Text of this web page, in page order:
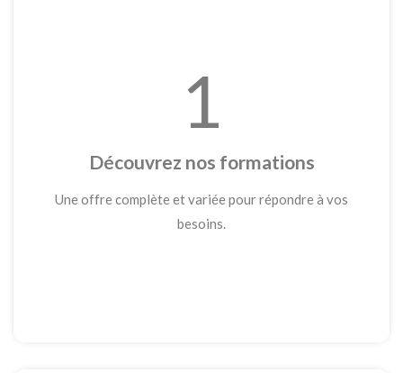
1
Découvrez nos formations
Une offre complète et variée pour répondre à vos
besoins.